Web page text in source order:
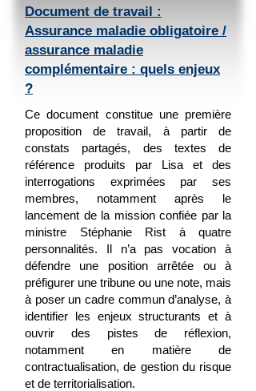
Document de travail :
Assurance maladie obligatoire /
assurance maladie
complémentaire : quels enjeux
?
Ce document constitue une première
proposition de travail, à partir de
constats partagés, des textes de
référence produits par Lisa et des
interrogations exprimées par ses
membres, notamment après le
lancement de la mission confiée par la
ministre Stéphanie Rist à quatre
personnalités. Il n’a pas vocation à
défendre une position arrêtée ou à
préfigurer une tribune ou une note, mais
à poser un cadre commun d’analyse, à
identifier les enjeux structurants et à
ouvrir des pistes de réflexion,
notamment en matière de
contractualisation, de gestion du risque
et de territorialisation.